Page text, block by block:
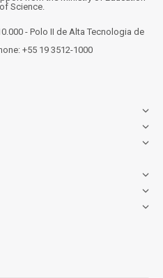
Science.
- Polo II de Alta Tecnologia de
+55 19 3512-1000